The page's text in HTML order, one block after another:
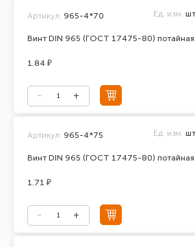
Винт DIN 965 (ГОСТ 17475-80)
Артикул: 965-4*70 Ед. изм.
1.84 ₽
Винт DIN 965 (ГОСТ 17475-80)
Артикул: 965-4*75 Ед. изм.
1.71 ₽